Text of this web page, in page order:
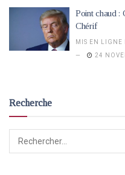
Point chaud :
Chérif
MIS EN LIGNE
24
Recherche